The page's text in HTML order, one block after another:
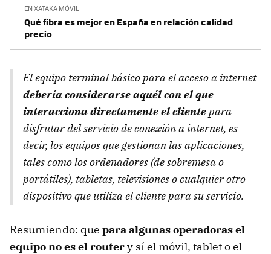
EN XATAKA MÓVIL
Qué fibra es mejor en España en relación calidad
precio
El equipo terminal básico para el acceso a internet
debería considerarse aquél con el que
interacciona directamente el clientepara
disfrutar del servicio de conexión a internet, es
decir, los equipos que gestionan las aplicaciones,
tales como los ordenadores (de sobremesa o
portátiles), tabletas, televisiones o cualquier otro
dispositivo que utiliza el cliente para su servicio.
Resumiendo: que para algunas operadoras el
equipo no es el routery sí el móvil, tablet o el